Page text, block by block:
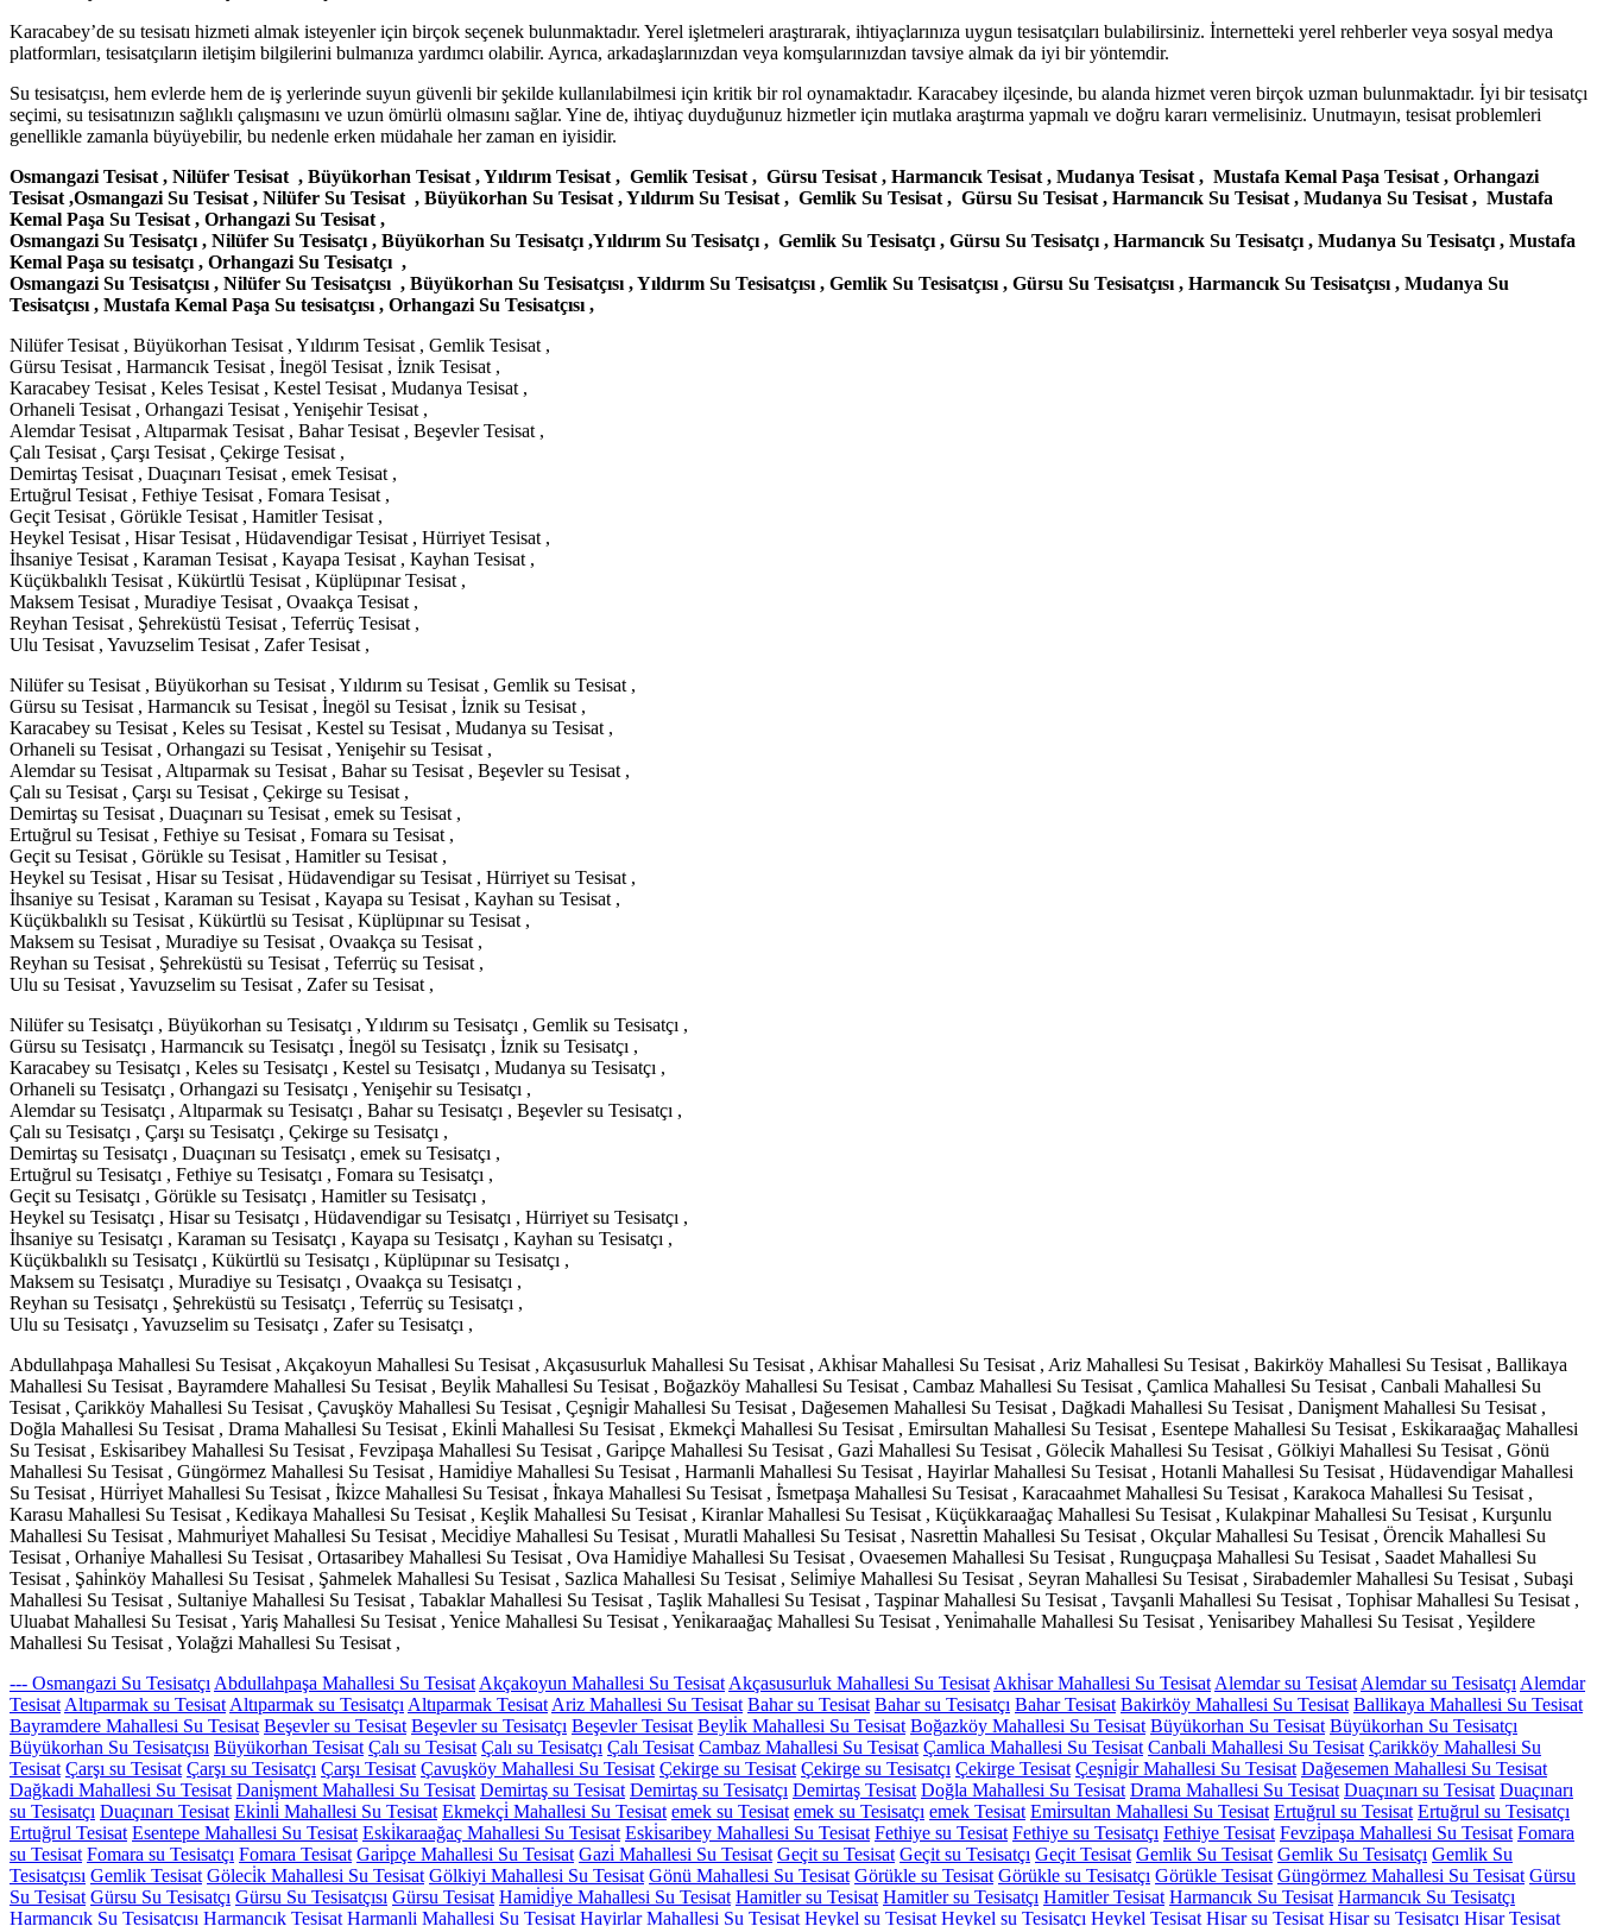
Karacabey’de su tesisatı hizmeti almak isteyenler için birçok seçenek bulunmaktadır. Yerel işletmeleri araştırarak, ihtiyaçlarınıza uygun tesisatçıları bulabilirsiniz. İnternetteki yerel rehberler veya sosyal medya
platformları, tesisatçıların iletişim bilgilerini bulmanıza yardımcı olabilir. Ayrıca, arkadaşlarınızdan veya komşularınızdan tavsiye almak da iyi bir yöntemdir.
Su tesisatçısı, hem evlerde hem de iş yerlerinde suyun güvenli bir şekilde kullanılabilmesi için kritik bir rol oynamaktadır. Karacabey ilçesinde, bu alanda hizmet veren birçok uzman bulunmaktadır. İyi bir tesisatçı
seçimi, su tesisatınızın sağlıklı çalışmasını ve uzun ömürlü olmasını sağlar. Yine de, ihtiyaç duyduğunuz hizmetler için mutlaka araştırma yapmalı ve doğru kararı vermelisiniz. Unutmayın, tesisat problemleri
genellikle zamanla büyüyebilir, bu nedenle erken müdahale her zaman en iyisidir.
Osmangazi Tesisat , Nilüfer Tesisat , Büyükorhan Tesisat , Yıldırım Tesisat , Gemlik Tesisat , Gürsu Tesisat , Harmancık Tesisat , Mudanya Tesisat , Mustafa Kemal Paşa Tesisat , Orhangazi
Tesisat ,Osmangazi Su Tesisat , Nilüfer Su Tesisat , Büyükorhan Su Tesisat , Yıldırım Su Tesisat , Gemlik Su Tesisat , Gürsu Su Tesisat , Harmancık Su Tesisat , Mudanya Su Tesisat , Mustafa
Kemal Paşa Su Tesisat , Orhangazi Su Tesisat ,
Osmangazi Su Tesisatçı , Nilüfer Su Tesisatçı , Büyükorhan Su Tesisatçı ,Yıldırım Su Tesisatçı , Gemlik Su Tesisatçı , Gürsu Su Tesisatçı , Harmancık Su Tesisatçı , Mudanya Su Tesisatçı , Mustafa
Kemal Paşa su tesisatçı , Orhangazi Su Tesisatçı ,
Osmangazi Su Tesisatçısı , Nilüfer Su Tesisatçısı , Büyükorhan Su Tesisatçısı , Yıldırım Su Tesisatçısı , Gemlik Su Tesisatçısı , Gürsu Su Tesisatçısı , Harmancık Su Tesisatçısı , Mudanya Su
Tesisatçısı , Mustafa Kemal Paşa Su tesisatçısı , Orhangazi Su Tesisatçısı ,
Nilüfer Tesisat , Büyükorhan Tesisat , Yıldırım Tesisat , Gemlik Tesisat ,
Gürsu Tesisat , Harmancık Tesisat , İnegöl Tesisat , İznik Tesisat ,
Karacabey Tesisat , Keles Tesisat , Kestel Tesisat , Mudanya Tesisat ,
Orhaneli Tesisat , Orhangazi Tesisat , Yenişehir Tesisat ,
Alemdar Tesisat , Altıparmak Tesisat , Bahar Tesisat , Beşevler Tesisat ,
Çalı Tesisat , Çarşı Tesisat , Çekirge Tesisat ,
Demirtaş Tesisat , Duaçınarı Tesisat , emek Tesisat ,
Ertuğrul Tesisat , Fethiye Tesisat , Fomara Tesisat ,
Geçit Tesisat , Görükle Tesisat , Hamitler Tesisat ,
Heykel Tesisat , Hisar Tesisat , Hüdavendigar Tesisat , Hürriyet Tesisat ,
İhsaniye Tesisat , Karaman Tesisat , Kayapa Tesisat , Kayhan Tesisat ,
Küçükbalıklı Tesisat , Kükürtlü Tesisat , Küplüpınar Tesisat ,
Maksem Tesisat , Muradiye Tesisat , Ovaakça Tesisat ,
Reyhan Tesisat , Şehreküstü Tesisat , Teferrüç Tesisat ,
Ulu Tesisat , Yavuzselim Tesisat , Zafer Tesisat ,
Nilüfer su Tesisat , Büyükorhan su Tesisat , Yıldırım su Tesisat , Gemlik su Tesisat ,
Gürsu su Tesisat , Harmancık su Tesisat , İnegöl su Tesisat , İznik su Tesisat ,
Karacabey su Tesisat , Keles su Tesisat , Kestel su Tesisat , Mudanya su Tesisat ,
Orhaneli su Tesisat , Orhangazi su Tesisat , Yenişehir su Tesisat ,
Alemdar su Tesisat , Altıparmak su Tesisat , Bahar su Tesisat , Beşevler su Tesisat ,
Çalı su Tesisat , Çarşı su Tesisat , Çekirge su Tesisat ,
Demirtaş su Tesisat , Duaçınarı su Tesisat , emek su Tesisat ,
Ertuğrul su Tesisat , Fethiye su Tesisat , Fomara su Tesisat ,
Geçit su Tesisat , Görükle su Tesisat , Hamitler su Tesisat ,
Heykel su Tesisat , Hisar su Tesisat , Hüdavendigar su Tesisat , Hürriyet su Tesisat ,
İhsaniye su Tesisat , Karaman su Tesisat , Kayapa su Tesisat , Kayhan su Tesisat ,
Küçükbalıklı su Tesisat , Kükürtlü su Tesisat , Küplüpınar su Tesisat ,
Maksem su Tesisat , Muradiye su Tesisat , Ovaakça su Tesisat ,
Reyhan su Tesisat , Şehreküstü su Tesisat , Teferrüç su Tesisat ,
Ulu su Tesisat , Yavuzselim su Tesisat , Zafer su Tesisat ,
Nilüfer su Tesisatçı , Büyükorhan su Tesisatçı , Yıldırım su Tesisatçı , Gemlik su Tesisatçı ,
Gürsu su Tesisatçı , Harmancık su Tesisatçı , İnegöl su Tesisatçı , İznik su Tesisatçı ,
Karacabey su Tesisatçı , Keles su Tesisatçı , Kestel su Tesisatçı , Mudanya su Tesisatçı ,
Orhaneli su Tesisatçı , Orhangazi su Tesisatçı , Yenişehir su Tesisatçı ,
Alemdar su Tesisatçı , Altıparmak su Tesisatçı , Bahar su Tesisatçı , Beşevler su Tesisatçı ,
Çalı su Tesisatçı , Çarşı su Tesisatçı , Çekirge su Tesisatçı ,
Demirtaş su Tesisatçı , Duaçınarı su Tesisatçı , emek su Tesisatçı ,
Ertuğrul su Tesisatçı , Fethiye su Tesisatçı , Fomara su Tesisatçı ,
Geçit su Tesisatçı , Görükle su Tesisatçı , Hamitler su Tesisatçı ,
Heykel su Tesisatçı , Hisar su Tesisatçı , Hüdavendigar su Tesisatçı , Hürriyet su Tesisatçı ,
İhsaniye su Tesisatçı , Karaman su Tesisatçı , Kayapa su Tesisatçı , Kayhan su Tesisatçı ,
Küçükbalıklı su Tesisatçı , Kükürtlü su Tesisatçı , Küplüpınar su Tesisatçı ,
Maksem su Tesisatçı , Muradiye su Tesisatçı , Ovaakça su Tesisatçı ,
Reyhan su Tesisatçı , Şehreküstü su Tesisatçı , Teferrüç su Tesisatçı ,
Ulu su Tesisatçı , Yavuzselim su Tesisatçı , Zafer su Tesisatçı ,
Abdullahpaşa Mahallesi Su Tesisat , Akçakoyun Mahallesi Su Tesisat , Akçasusurluk Mahallesi Su Tesisat , Akhi̇sar Mahallesi Su Tesisat , Ariz Mahallesi Su Tesisat , Bakirköy Mahallesi Su Tesisat , Ballikaya
Mahallesi Su Tesisat , Bayramdere Mahallesi Su Tesisat , Beyli̇k Mahallesi Su Tesisat , Boğazköy Mahallesi Su Tesisat , Cambaz Mahallesi Su Tesisat , Çamlica Mahallesi Su Tesisat , Canbali Mahallesi Su
Tesisat , Çarikköy Mahallesi Su Tesisat , Çavuşköy Mahallesi Su Tesisat , Çeşni̇gi̇r Mahallesi Su Tesisat , Dağesemen Mahallesi Su Tesisat , Dağkadi Mahallesi Su Tesisat , Dani̇şment Mahallesi Su Tesisat ,
Doğla Mahallesi Su Tesisat , Drama Mahallesi Su Tesisat , Eki̇nli̇ Mahallesi Su Tesisat , Ekmekçi̇ Mahallesi Su Tesisat , Emi̇rsultan Mahallesi Su Tesisat , Esentepe Mahallesi Su Tesisat , Eski̇karaağaç Mahallesi
Su Tesisat , Eski̇saribey Mahallesi Su Tesisat , Fevzi̇paşa Mahallesi Su Tesisat , Gari̇pçe Mahallesi Su Tesisat , Gazi̇ Mahallesi Su Tesisat , Göleci̇k Mahallesi Su Tesisat , Gölkiyi Mahallesi Su Tesisat , Gönü
Mahallesi Su Tesisat , Güngörmez Mahallesi Su Tesisat , Hami̇di̇ye Mahallesi Su Tesisat , Harmanli Mahallesi Su Tesisat , Hayirlar Mahallesi Su Tesisat , Hotanli Mahallesi Su Tesisat , Hüdavendi̇gar Mahallesi
Su Tesisat , Hürri̇yet Mahallesi Su Tesisat , İ̇ki̇zce Mahallesi Su Tesisat , İ̇nkaya Mahallesi Su Tesisat , İ̇smetpaşa Mahallesi Su Tesisat , Karacaahmet Mahallesi Su Tesisat , Karakoca Mahallesi Su Tesisat ,
Karasu Mahallesi Su Tesisat , Kedi̇kaya Mahallesi Su Tesisat , Keşli̇k Mahallesi Su Tesisat , Kiranlar Mahallesi Su Tesisat , Küçükkaraağaç Mahallesi Su Tesisat , Kulakpinar Mahallesi Su Tesisat , Kurşunlu
Mahallesi Su Tesisat , Mahmuri̇yet Mahallesi Su Tesisat , Meci̇di̇ye Mahallesi Su Tesisat , Muratli Mahallesi Su Tesisat , Nasretti̇n Mahallesi Su Tesisat , Okçular Mahallesi Su Tesisat , Örenci̇k Mahallesi Su
Tesisat , Orhani̇ye Mahallesi Su Tesisat , Ortasaribey Mahallesi Su Tesisat , Ova Hami̇di̇ye Mahallesi Su Tesisat , Ovaesemen Mahallesi Su Tesisat , Runguçpaşa Mahallesi Su Tesisat , Saadet Mahallesi Su
Tesisat , Şahi̇nköy Mahallesi Su Tesisat , Şahmelek Mahallesi Su Tesisat , Sazlica Mahallesi Su Tesisat , Seli̇mi̇ye Mahallesi Su Tesisat , Seyran Mahallesi Su Tesisat , Sirabademler Mahallesi Su Tesisat , Subaşi
Mahallesi Su Tesisat , Sultani̇ye Mahallesi Su Tesisat , Tabaklar Mahallesi Su Tesisat , Taşlik Mahallesi Su Tesisat , Taşpinar Mahallesi Su Tesisat , Tavşanli Mahallesi Su Tesisat , Tophi̇sar Mahallesi Su Tesisat ,
Uluabat Mahallesi Su Tesisat , Yariş Mahallesi Su Tesisat , Yeni̇ce Mahallesi Su Tesisat , Yeni̇karaağaç Mahallesi Su Tesisat , Yeni̇mahalle Mahallesi Su Tesisat , Yeni̇saribey Mahallesi Su Tesisat , Yeşi̇ldere
Mahallesi Su Tesisat , Yolağzi Mahallesi Su Tesisat ,
--- Osmangazi Su Tesisatçı Abdullahpaşa Mahallesi Su Tesisat Akçakoyun Mahallesi Su Tesisat Akçasusurluk Mahallesi Su Tesisat Akhi̇sar Mahallesi Su Tesisat Alemdar su Tesisat Alemdar su Tesisatçı Alemdar
Tesisat Altıparmak su Tesisat Altıparmak su Tesisatçı Altıparmak Tesisat Ariz Mahallesi Su Tesisat Bahar su Tesisat Bahar su Tesisatçı Bahar Tesisat Bakirköy Mahallesi Su Tesisat Ballikaya Mahallesi Su Tesisat
Bayramdere Mahallesi Su Tesisat Beşevler su Tesisat Beşevler su Tesisatçı Beşevler Tesisat Beyli̇k Mahallesi Su Tesisat Boğazköy Mahallesi Su Tesisat Büyükorhan Su Tesisat Büyükorhan Su Tesisatçı
Büyükorhan Su Tesisatçısı Büyükorhan Tesisat Çalı su Tesisat Çalı su Tesisatçı Çalı Tesisat Cambaz Mahallesi Su Tesisat Çamlica Mahallesi Su Tesisat Canbali Mahallesi Su Tesisat Çarikköy Mahallesi Su
Tesisat Çarşı su Tesisat Çarşı su Tesisatçı Çarşı Tesisat Çavuşköy Mahallesi Su Tesisat Çekirge su Tesisat Çekirge su Tesisatçı Çekirge Tesisat Çeşni̇gi̇r Mahallesi Su Tesisat Dağesemen Mahallesi Su Tesisat
Dağkadi Mahallesi Su Tesisat Dani̇şment Mahallesi Su Tesisat Demirtaş su Tesisat Demirtaş su Tesisatçı Demirtaş Tesisat Doğla Mahallesi Su Tesisat Drama Mahallesi Su Tesisat Duaçınarı su Tesisat Duaçınarı
su Tesisatçı Duaçınarı Tesisat Eki̇nli̇ Mahallesi Su Tesisat Ekmekçi̇ Mahallesi Su Tesisat emek su Tesisat emek su Tesisatçı emek Tesisat Emi̇rsultan Mahallesi Su Tesisat Ertuğrul su Tesisat Ertuğrul su Tesisatçı
Ertuğrul Tesisat Esentepe Mahallesi Su Tesisat Eski̇karaağaç Mahallesi Su Tesisat Eski̇saribey Mahallesi Su Tesisat Fethiye su Tesisat Fethiye su Tesisatçı Fethiye Tesisat Fevzi̇paşa Mahallesi Su Tesisat Fomara
su Tesisat Fomara su Tesisatçı Fomara Tesisat Gari̇pçe Mahallesi Su Tesisat Gazi̇ Mahallesi Su Tesisat Geçit su Tesisat Geçit su Tesisatçı Geçit Tesisat Gemlik Su Tesisat Gemlik Su Tesisatçı Gemlik Su
Tesisatçısı Gemlik Tesisat Göleci̇k Mahallesi Su Tesisat Gölkiyi Mahallesi Su Tesisat Gönü Mahallesi Su Tesisat Görükle su Tesisat Görükle su Tesisatçı Görükle Tesisat Güngörmez Mahallesi Su Tesisat Gürsu
Su Tesisat Gürsu Su Tesisatçı Gürsu Su Tesisatçısı Gürsu Tesisat Hami̇di̇ye Mahallesi Su Tesisat Hamitler su Tesisat Hamitler su Tesisatçı Hamitler Tesisat Harmancık Su Tesisat Harmancık Su Tesisatçı
Harmancık Su Tesisatçısı Harmancık Tesisat Harmanli Mahallesi Su Tesisat Hayirlar Mahallesi Su Tesisat Heykel su Tesisat Heykel su Tesisatçı Heykel Tesisat Hisar su Tesisat Hisar su Tesisatçı Hisar Tesisat